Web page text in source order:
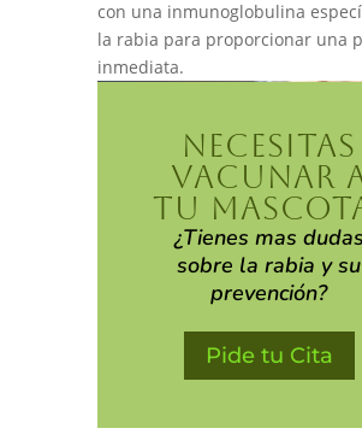
con una inmunoglobulina
la rabia para proporcionar una
inmediata.
NECESITAS
VACUNAR
TU
¿Tienes mas dudas
sobre la rabia y su
prevención?
Pide tu Cita